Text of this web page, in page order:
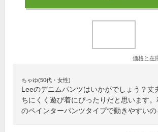
価格と在
ちゃゆ(50代・女性)
Leeのデニムパンツはいかがでしょう？丈
ちにくく遊び着にぴったりだと思います
のペインターパンツタイプで動きやすいの